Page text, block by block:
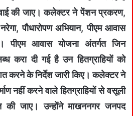
की जाए। कलेक्टर ने पेंशन प्रकरण,
पौधारोपण अभियान, पीएम आवास
पीएम आवास योजना अंतर्गत जिन
करा दी गई है उन हितग्राहियों को
करने के निर्देश जारी किए। कलेक्‍टर ने
नहीं करने वाले हितग्राहियों से वसूली
की जाए। उन्होंने माखननगर जनपद